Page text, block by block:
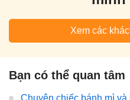
Xem các
Bạn có thể quan tâm